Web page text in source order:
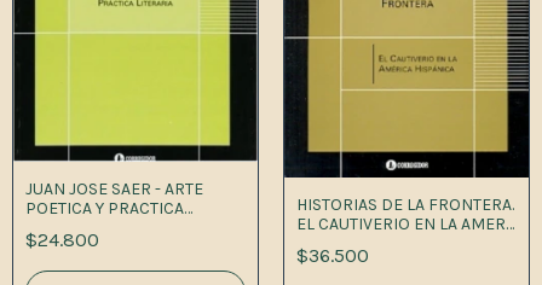
JUAN JOSE SAER - ARTE
POETICA Y PRACTICA
LITERARIA 1RA.
$24.800
HISTORIAS DE LA FRONTERA.
EL CAUTIVERIO EN LA AMER
1A.ED
$36.500